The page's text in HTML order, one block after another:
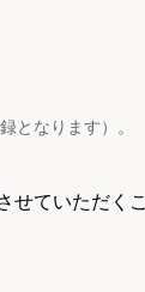
となります）。
せていただくこ